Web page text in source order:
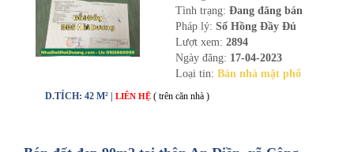
Tình trạng: Đang đăng bán
Pháp lý: Sổ Hồng Đầy Đủ
Lượt xem: 2894
Ngày đăng: 17-04-2023
Loại tin: Bán nhà mặt phố
D.TÍCH: 42 M² | LIÊN HỆ ( trên căn nhà )